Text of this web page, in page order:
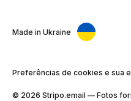
Made in Ukraine
Preferências de cookies e sua
© 2026 Stripо.email — Fotos